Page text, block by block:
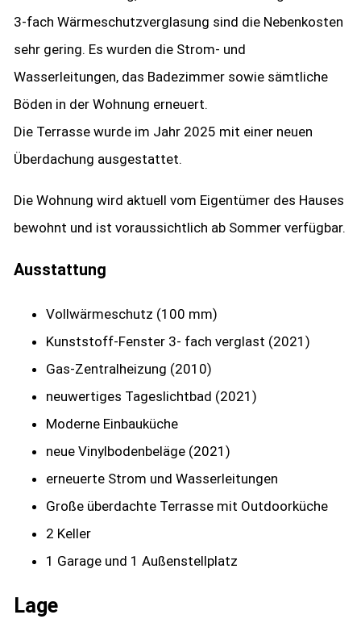
3-fach Wärmeschutzverglasung sind die Nebenkosten
sehr gering. Es wurden die Strom- und
Wasserleitungen, das Badezimmer sowie sämtliche
Böden in der Wohnung erneuert.
Die Terrasse wurde im Jahr 2025 mit einer neuen
Überdachung ausgestattet.
Die Wohnung wird aktuell vom Eigentümer des Hauses
bewohnt und ist voraussichtlich ab Sommer verfügbar.
Ausstattung
Vollwärmeschutz (100 mm)
Kunststoff-Fenster 3- fach verglast (2021)
Gas-Zentralheizung (2010)
neuwertiges Tageslichtbad (2021)
Moderne Einbauküche
neue Vinylbodenbeläge (2021)
erneuerte Strom und Wasserleitungen
Große überdachte Terrasse mit Outdoorküche
2 Keller
1 Garage und 1 Außenstellplatz
Lage